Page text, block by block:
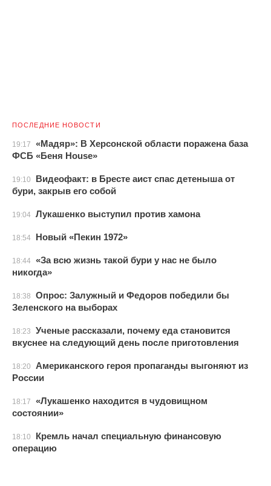
ПОСЛЕДНИЕ НОВОСТИ
19:17
«Мадяр»: В Херсонской области поражена база
ФСБ «Беня House»
19:10
Видеофакт: в Бресте аист спас детеныша от
бури, закрыв его собой
19:04 Лукашенко выступил против хамона
18:54 Новый «Пекин 1972»
18:44 «За всю жизнь такой бури у нас не было
никогда»
18:38
Опрос: Залужный и Федоров победили бы
Зеленского на выборах
18:23
Ученые рассказали, почему еда становится
вкуснее на следующий день после приготовления
18:20
Американского героя пропаганды выгоняют из
России
18:17
«Лукашенко находится в чудовищном
состоянии»
18:10
Кремль начал специальную финансовую
операцию